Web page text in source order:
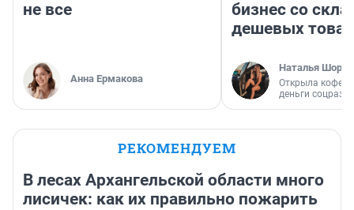
не все
Анна Ермакова
бизнес со
дешевых
Наталья
Открыла
деньги
РЕКОМЕНДУЕМ
В лесах Архангельской области много
лисичек: как их правильно пожарить